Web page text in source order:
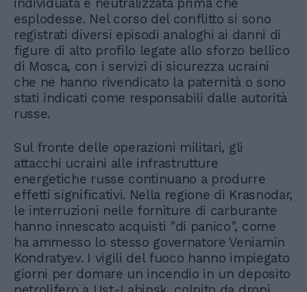
esplodesse. Nel corso del conflitto si sono
registrati diversi episodi analoghi ai danni di
figure di alto profilo legate allo sforzo bellico
di Mosca, con i servizi di sicurezza ucraini
che ne hanno rivendicato la paternità o sono
stati indicati come responsabili dalle autorità
russe.
Sul fronte delle operazioni militari, gli
attacchi ucraini alle infrastrutture
energetiche russe continuano a produrre
effetti significativi. Nella regione di Krasnodar,
le interruzioni nelle forniture di carburante
hanno innescato acquisti "di panico", come
ha ammesso lo stesso governatore Veniamin
Kondratyev. I vigili del fuoco hanno impiegato
giorni per domare un incendio in un deposito